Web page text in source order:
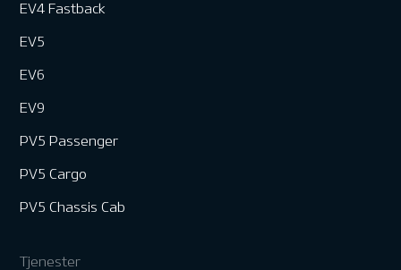
EV4 Fastback
EV5
EV6
EV9
PV5 Passenger
PV5 Cargo
PV5 Chassis Cab
Tjenester